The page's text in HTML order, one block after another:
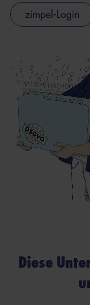
zimpel-Login
Diese